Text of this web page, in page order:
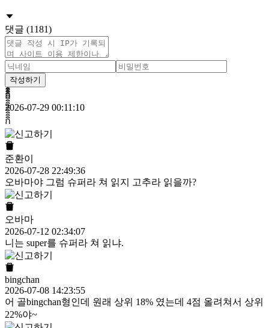
댓글 (1181)
작성하기
กิิิิิิิิิ
2026-07-29 00:11:10
กิิิิิิิิิิิิิิิิิิิิิิิิิิิิิิิิิิิิิิิิิิิิิิิิิิิิิิิิิิิิิิิิิิิิิิิิิิิิิิิิิิิิิิิิิิิิิิิิิิิิิิิิิิิิิิิิิิิิิิ
준환이
2026-07-28 22:49:36
오바마야 그럼 슈퍼라 쳐 읽지 고추라 읽을까?
오바마
2026-07-12 02:34:07
니는 super를 슈퍼라 쳐 읽냐.
bingchan
2026-07-08 14:23:55
어 골bingchan형인데 원래 상위 18% 였는데 4점 올려쳐서 상위
22%야~